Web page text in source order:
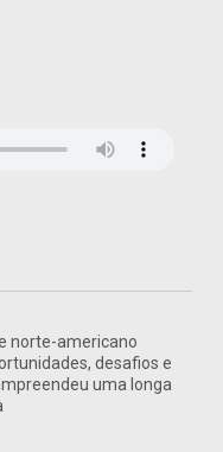
norte-americano
desafios e
uma longa